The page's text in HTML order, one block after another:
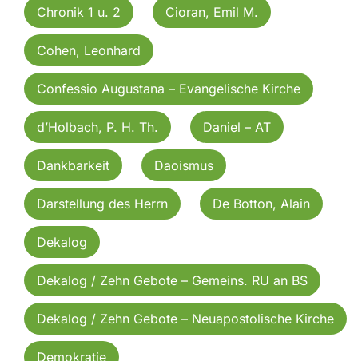
Chronik 1 u. 2 Cioran, Emil M.
Cohen, Leonhard
Confessio Augustana – Evangelische Kirche
d’Holbach, P. H. Th. Daniel – AT
Dankbarkeit Daoismus
Darstellung des Herrn De Botton, Alain
Dekalog
Dekalog / Zehn Gebote – Gemeins. RU an BS
Dekalog / Zehn Gebote – Neuapostolische Kirche
Demokratie